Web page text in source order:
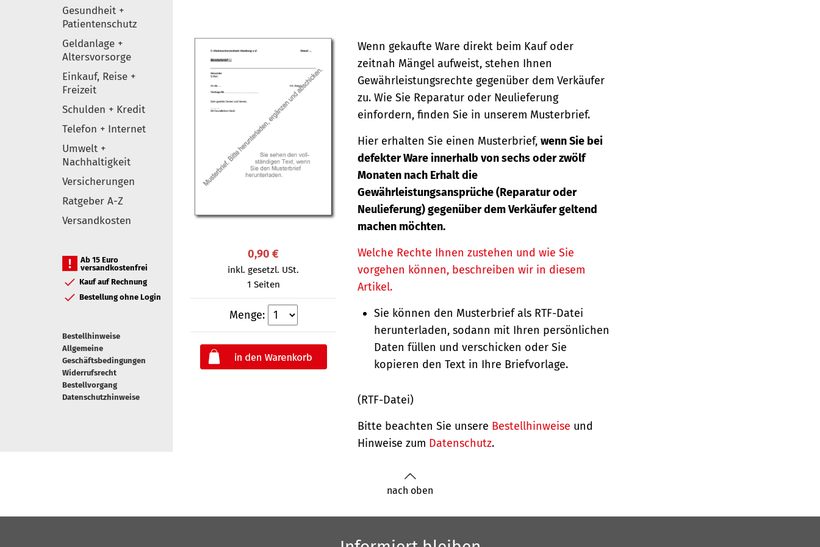
Gesundheit +
Patientenschutz
Geldanlage +
Altersvorsorge
Einkauf, Reise +
Freizeit
Schulden + Kredit
Telefon + Internet
Umwelt +
Nachhaltigkeit
Versicherungen
Ratgeber A-Z
Versandkosten
Ab 15 Euro
versandkostenfrei
Kauf auf Rechnung
Bestellung ohne Login
Bestellhinweise
Allgemeine
Geschäftsbedingungen
Widerrufsrecht
Bestellvorgang
Datenschutzhinweise
0,90 €
inkl. gesetzl. USt.
1 Seiten
Menge:
Wenn gekaufte Ware direkt beim Kauf oder
zeitnah Mängel aufweist, stehen Ihnen
Gewährleistungsrechte gegenüber dem Verkäufer
zu. Wie Sie Reparatur oder Neulieferung
einfordern, finden Sie in unserem Musterbrief.
Hier erhalten Sie einen Musterbrief,wenn Sie bei
defekter Ware innerhalb von sechs oder zwölf
Monaten nach Erhalt die
Gewährleistungsansprüche (Reparatur oder
Neulieferung) gegenüber dem Verkäufer geltend
machen möchten.
Welche Rechte Ihnen zustehen und wie Sie
vorgehen können, beschreiben wir in diesem
Artikel.
Sie können den Musterbrief als RTF-Datei
herunterladen, sodann mit Ihren persönlichen
Daten füllen und verschicken oder Sie
kopieren den Text in Ihre Briefvorlage.
(RTF-Datei)
Bitte beachten Sie unsere Bestellhinweise und
Hinweise zum Datenschutz.
nach oben